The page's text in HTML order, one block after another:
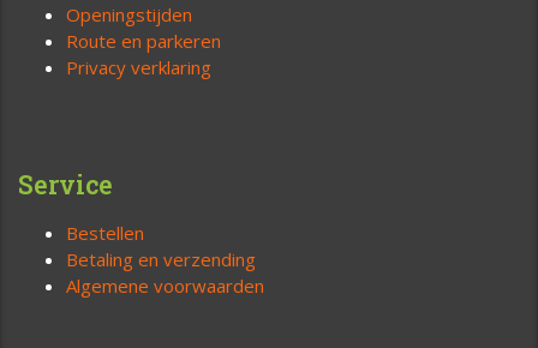
Openingstijden
Route en parkeren
Privacy verklaring
Service
Bestellen
Betaling en verzending
Algemene voorwaarden